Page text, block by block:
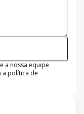
a nossa equipe
a política de